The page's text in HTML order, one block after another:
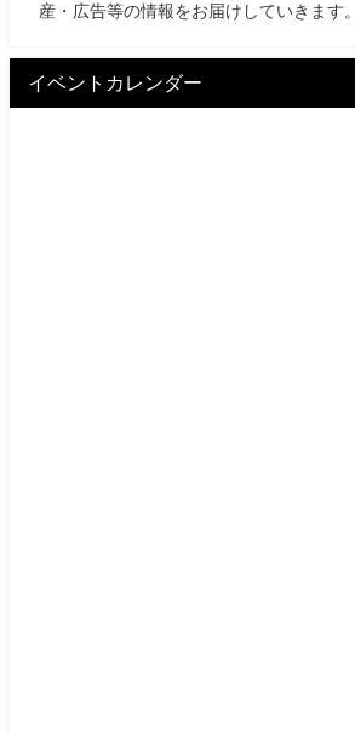
産・広告等の情報をお届けしていきます。
イベントカレンダー